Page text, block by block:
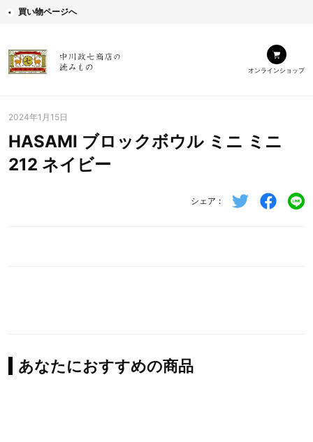
買い物ページへ
オンラインショップ
2024年1月15日
HASAMI ブロックボウル ミニ ミニ
212 ネイビー
シェア
あなたにおすすめの商品